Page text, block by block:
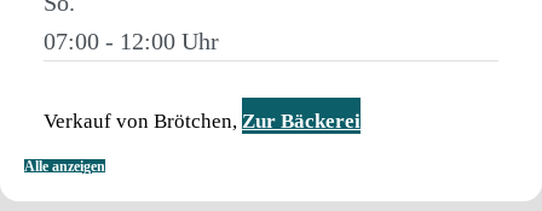
07:00 - 12:00
Verkauf von Brötchen, Zur Bäckerei
Alle anzeigen